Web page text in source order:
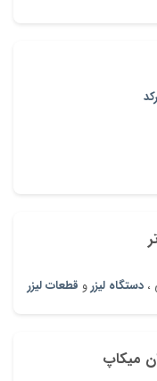
دستگاه لیزرو قطعات لیزر
میکاپ